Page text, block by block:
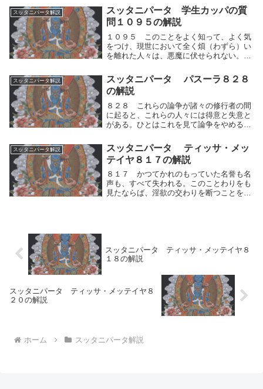
世界のうちで生と老衰とを乗り超えた人は
誰なのですか？先生！あなたにお尋ねしま
す。それをわ...
スッタニパータ解説
スッタニパータ 学生カッパの質
問１０９５の解説
１０９５ このことをよく知って、よく気
をつけ、現世において全く煩（わずら）い
を離れた人々は、悪魔に伏せられない。か
思考の運動（快⇔不快）を制することをよ
く知って、自らの人間的思考の運動による
反応の仕方に...
スッタニパータ解説
スッタニパータ パスーラ８２８
の解説
８２８ これらの論争が諸々の修行者の間
に起ると、これらの人々には得意と失意と
がある。ひとはこれを見て論争をやめるべ
なんの役にも立たないからである。これら
の論争が諸々の修行者の間に起ると、これ
らの人々には...
スッタニパータ解説
スッタニパータ ティッサ・メッ
テイヤ８１７の解説
８１７ かつてかれのもっていた名誉も名
声も、すべて失われる。このことわりをも
見たならば、淫欲の交わりを断つことを学
スッタニパータ ティッサ・メッテイヤ８
１８の解説
スッタニパータ ティッサ・メッテイヤ８
２０の解説
ホーム スッタニパータ解説